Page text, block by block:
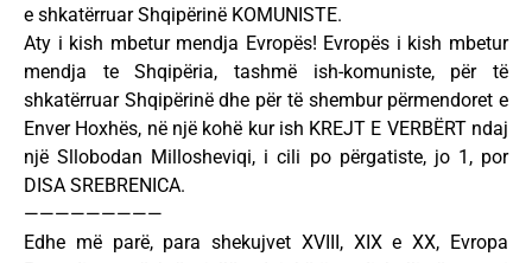
e shkatërruar Shqipërinë KOMUNISTE.
Aty i kish mbetur mendja Evropës! Evropës i kish mbetur
mendja te Shqipëria, tashmë ish-komuniste, për të
shkatërruar Shqipërinë dhe për të shembur përmendoret e
Enver Hoxhës, në një kohë kur ish KREJT E VERBËRT ndaj
një Sllobodan Millosheviqi, i cili po përgatiste, jo 1, por
DISA SREBRENICA.
—————————
Edhe më parë, para shekujvet XVIII, XIX e XX, Evropa